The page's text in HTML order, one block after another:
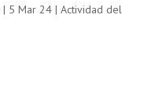
| 5 Mar 24| Actividad del